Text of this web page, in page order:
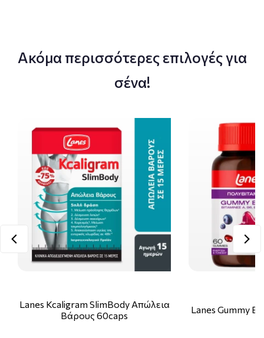
Ακόμα περισσότερες επιλογές για
σένα!
Lanes Kcaligram SlimBody Απώλεια
Βάρους 60caps
Lanes Gummy